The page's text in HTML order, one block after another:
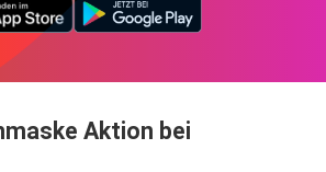
Aktion bei